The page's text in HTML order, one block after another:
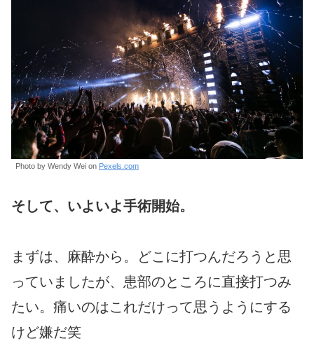
Photo by Wendy Wei on Pexels.com
そして、いよいよ手術開始。
まずは、麻酔から。どこに打つんだろうと思
っていましたが、患部のところに直接打つみ
たい。痛いのはこれだけって思うようにする
けど嫌だ笑